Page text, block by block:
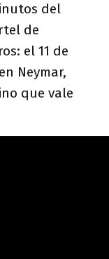
del
de
el 11 de
Neymar,
que vale